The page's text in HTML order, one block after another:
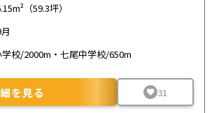
（59.3坪）
校/2000m・七尾中学校/650m
を見る 31